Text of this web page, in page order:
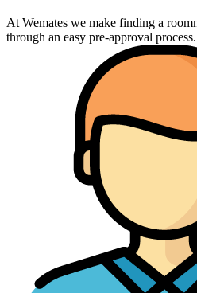
At Wemates we make finding a
through an easy pre-approval process.